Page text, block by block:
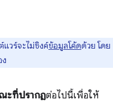
วร์จะไม่ซิงค์ข้อมูลโค้ดด้วย โดย
ะที่ปรากฏต่อไปนี้เพื่อให้